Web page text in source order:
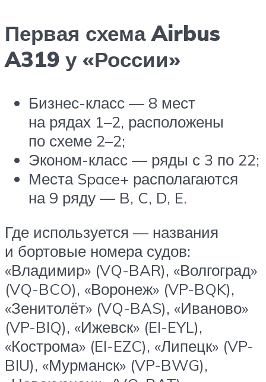
Первая схема Airbus
A319 у «России»
Бизнес-класс — 8 мест
на рядах 1–2, расположены
по схеме 2–2;
Эконом-класс — ряды с 3 по 22;
Места Space+ располагаются
на 9 ряду — B, C, D, E.
Где используется — названия
и бортовые номера судов:
«Владимир» (VQ-BAR), «Волгоград»
(VQ-BCO), «Воронеж» (VP-BQK),
«Зенитолёт» (VQ-BAS), «Иваново»
(VP-BIQ), «Ижевск» (EI-EYL),
«Кострома» (EI-EZC), «Липецк» (VP-
BIU), «Мурманск» (VP-BWG),